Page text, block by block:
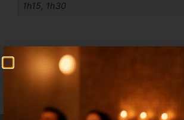
1h15, 1h30
A découvrir
Massages du